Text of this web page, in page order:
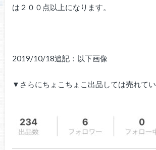
は２００点以上になります。
2019/10/18追記：以下画像
▼さらにちょこちょこ出品しては売れてい